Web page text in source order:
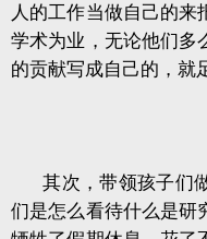
人的工作当做自己的来
学术为业，无论他们多
的贡献写成自己的，就
其次，带领孩子们
们是怎么看待什么是研